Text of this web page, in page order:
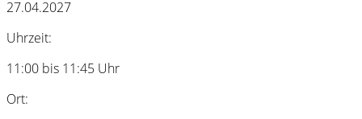
27.04.2027
Uhrzeit:
11:00 bis 11:45 Uhr
Ort: